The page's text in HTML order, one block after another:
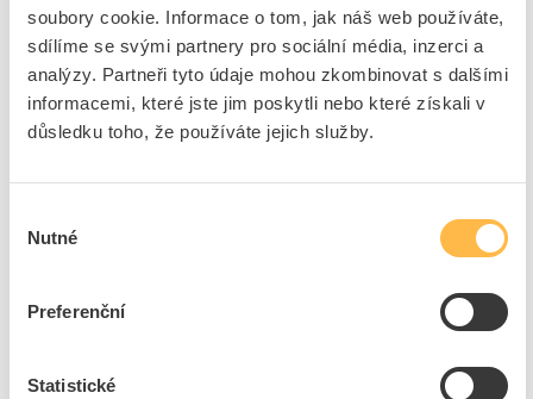
soubory cookie. Informace o tom, jak náš web používáte,
sdílíme se svými partnery pro sociální média, inzerci a
analýzy. Partneři tyto údaje mohou zkombinovat s dalšími
informacemi, které jste jim poskytli nebo které získali v
důsledku toho, že používáte jejich služby.
souhlasu
Nutné
Preferenční
Statistické
Přidat k porovnání
Cena s DPH 164,56 Kč/ks
do košíku